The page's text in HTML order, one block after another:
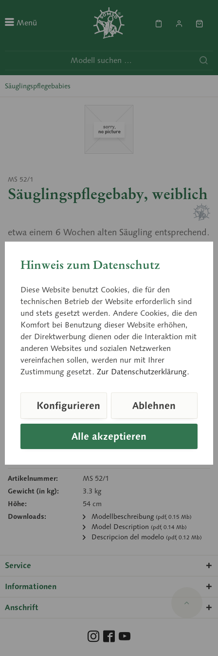
Menü
Säuglingspflegebabies
MS 52/1
Säuglingspflegebaby, weiblich
etwa einem 6 Wochen alten Säugling entsprechend.
Aus weichem SOMSO-Plast®. Mit Kugelgelenken
und nach hinten nachgebendem, leicht
beweglichem Kopf, mit Nabelschnur. Handgemalte
hellbraune Augen. Diese ideale
Kombinationspuppe läßt sich baden, wickeln und
ist für Halteübungen gleichfalls geeignet. Nase und
Ohren sind geöffnet sowie Anus zum Einführen
eines Fieberthermometers. Unbekleidet.
Kopfumfang 35,8 cm.
Preis auf Anfrage
Lieferzeit auf Anfrage
In den Anfragekorb
Artikelnummer:
MS 52/1
Gewicht (in kg):
3.3 kg
Höhe:
54 cm
Downloads:
Modellbeschreibung (pdf, 0.15 Mb)
Model Description (pdf, 0.14 Mb)
Descripcion del modelo (pdf, 0.12 Mb)
Service
Informationen
Anschrift
Hinweis zum Datenschutz
Diese Website benutzt Cookies, die für den
technischen Betrieb der Website erforderlich sind
und stets gesetzt werden. Andere Cookies, die den
Komfort bei Benutzung dieser Website erhöhen,
der Direktwerbung dienen oder die Interaktion mit
anderen Websites und sozialen Netzwerken
vereinfachen sollen, werden nur mit Ihrer
Zustimmung gesetzt. Zur Datenschutzerklärung.
Alle akzeptieren
Konfigurieren Ablehnen